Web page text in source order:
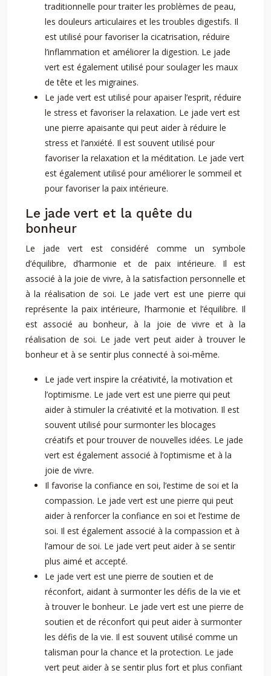
traditionnelle pour traiter les problèmes de peau,
les douleurs articulaires et les troubles digestifs. Il
est utilisé pour favoriser la cicatrisation, réduire
l’inflammation et améliorer la digestion. Le jade
vert est également utilisé pour soulager les maux
de tête et les migraines.
Le jade vert est utilisé pour apaiser l’esprit, réduire
le stress et favoriser la relaxation. Le jade vert est
une pierre apaisante qui peut aider à réduire le
stress et l’anxiété. Il est souvent utilisé pour
favoriser la relaxation et la méditation. Le jade vert
est également utilisé pour améliorer le sommeil et
pour favoriser la paix intérieure.
Le jade vert et la quête du
bonheur
Le jade vert est considéré comme un symbole
d’équilibre, d’harmonie et de paix intérieure. Il est
associé à la joie de vivre, à la satisfaction personnelle et
à la réalisation de soi. Le jade vert est une pierre qui
représente la paix intérieure, l’harmonie et l’équilibre. Il
est associé au bonheur, à la joie de vivre et à la
réalisation de soi. Le jade vert peut aider à trouver le
bonheur et à se sentir plus connecté à soi-même.
Le jade vert inspire la créativité, la motivation et
l’optimisme. Le jade vert est une pierre qui peut
aider à stimuler la créativité et la motivation. Il est
souvent utilisé pour surmonter les blocages
créatifs et pour trouver de nouvelles idées. Le jade
vert est également associé à l’optimisme et à la
joie de vivre.
Il favorise la confiance en soi, l’estime de soi et la
compassion. Le jade vert est une pierre qui peut
aider à renforcer la confiance en soi et l’estime de
soi. Il est également associé à la compassion et à
l’amour de soi. Le jade vert peut aider à se sentir
plus aimé et accepté.
Le jade vert est une pierre de soutien et de
réconfort, aidant à surmonter les défis de la vie et
à trouver le bonheur. Le jade vert est une pierre de
soutien et de réconfort qui peut aider à surmonter
les défis de la vie. Il est souvent utilisé comme un
talisman pour la chance et la protection. Le jade
vert peut aider à se sentir plus fort et plus confiant